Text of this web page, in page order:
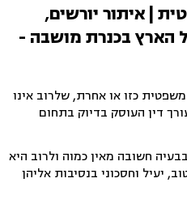
| איתור יורשים,
הארץ בכנרת מושבה -
כזו או אחרת, שלרוב אינו
דין העוסק בדיוק בתחום
חשובה מאין כמוה ולרוב היא
יעיל וחסכוני בנסיבות אליהן